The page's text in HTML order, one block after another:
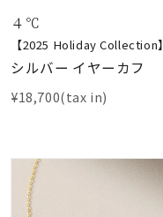
４℃
【2025 Holiday Collection】
シルバー イヤーカフ
¥18,700(tax in)